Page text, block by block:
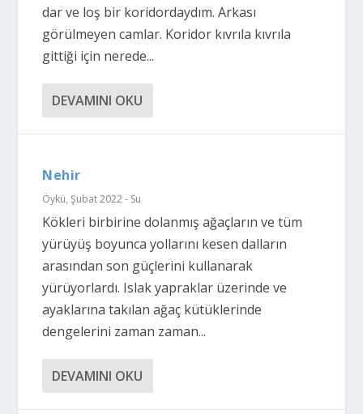
dar ve loş bir koridordaydım. Arkası
görülmeyen camlar. Koridor kıvrıla kıvrıla
gittiği için nerede...
DEVAMINI OKU
Nehir
Öykü,Şubat 2022 - Su
Kökleri birbirine dolanmış ağaçların ve tüm
yürüyüş boyunca yollarını kesen dalların
arasından son güçlerini kullanarak
yürüyorlardı. Islak yapraklar üzerinde ve
ayaklarına takılan ağaç kütüklerinde
dengelerini zaman zaman...
DEVAMINI OKU